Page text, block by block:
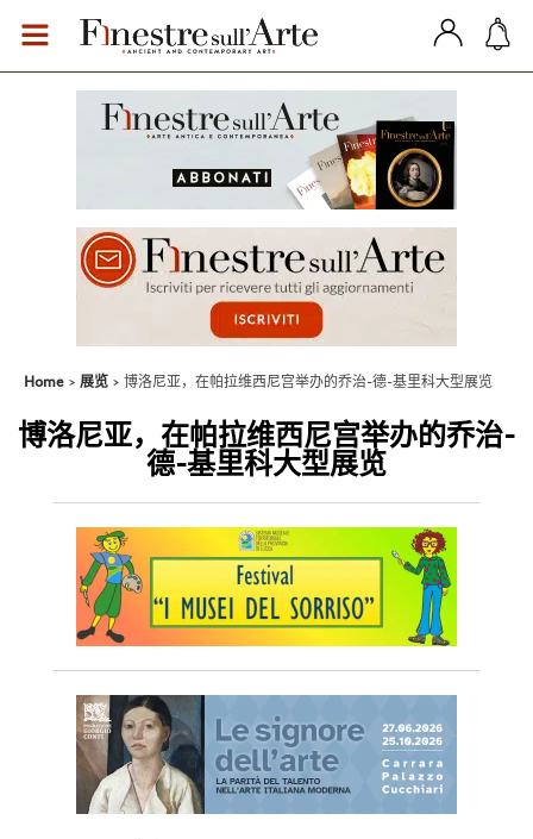
Home 展览 博洛尼亚，在帕拉维西尼宫举办的乔治-德-基里科大型展览
博洛尼亚，在帕拉维西尼宫举办的乔治-
德-基里科大型展览